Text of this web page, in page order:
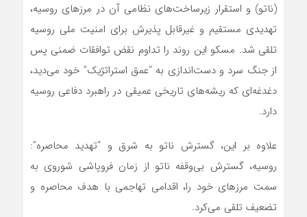
(ناتو) و استقرار زیرساخت‌های نظامی آن در مرزهای روسیه،
تهدیدی مستقیم و غیرقابل پذیرش برای امنیت ملی روسیه
تلقی شد. مسکو این روند را تداوم نقض توافقات ضمنی پس
از جنگ سرد و دست‌اندازی به “عمق استراتژیک” خود می‌دید،
دغدغه‌ای که ریشه‌های تاریخی عمیقی در راهبرد دفاعی روسیه
دارد.
علاوه بر این، گسترش ناتو به شرق و “تهدید محاصره”:
روسیه، گسترش بی‌وقفه ناتو از زمان فروپاشی شوروی به
سمت مرزهای خود را، اقدامی تهاجمی با هدف محاصره و
تضعیف تلقی می‌کرد.